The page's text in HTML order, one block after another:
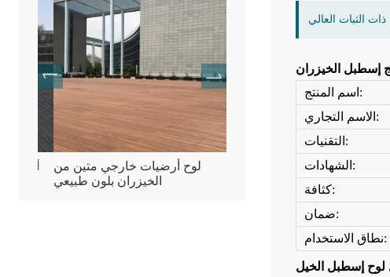
لوح أرضيات خارجي متين من
الخيزران بلون طبيعي
تراس مضغوطة من خشب
الثبات العالي
الخيزران
اسم المنتج:
الاسم التجاري:
التقنيات:
الشهادات:
كثافة:
ضمان:
نطاق الاستخدام: